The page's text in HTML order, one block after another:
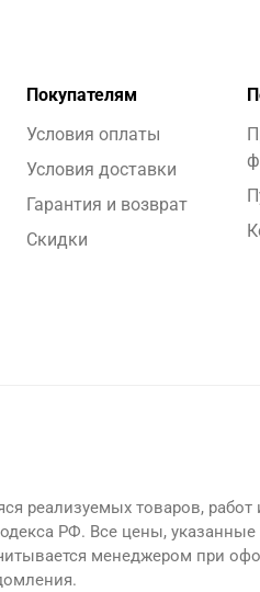
Покупателям
Условия оплаты
Условия доставки
Гарантия и возврат
Скидки
реализуемых товаров,
РФ. Все цены,
менеджером при